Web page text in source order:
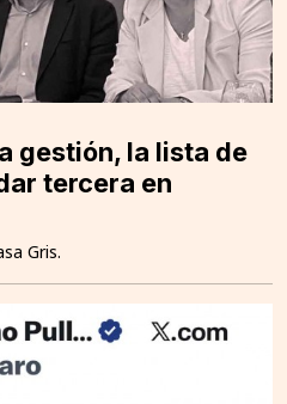
gestión, la lista de
tercera en
Gris.